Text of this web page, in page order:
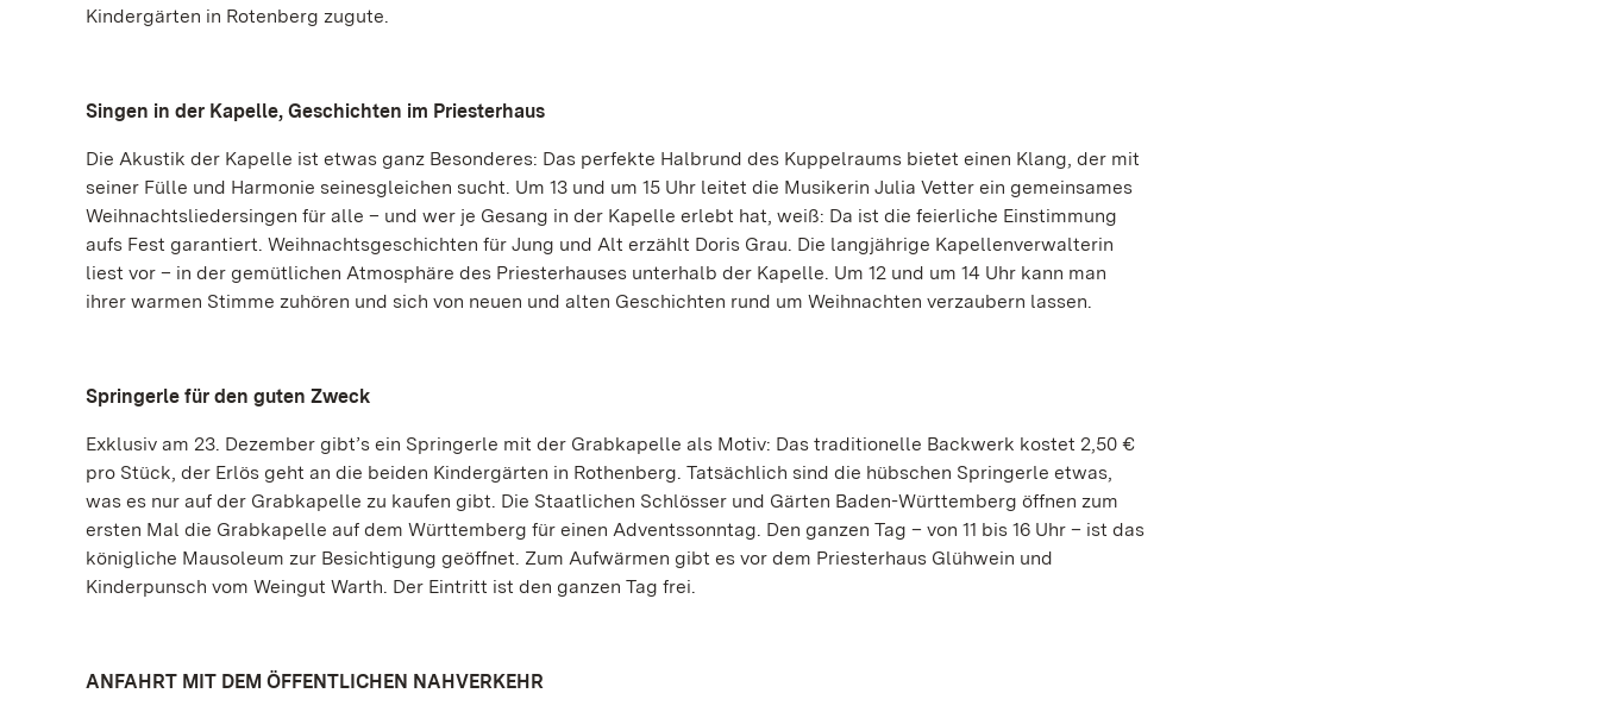
Kindergärten in Rotenberg zugute.
Singen in der Kapelle, Geschichten im Priesterhaus
Die Akustik der Kapelle ist etwas ganz Besonderes: Das perfekte Halbrund des Kuppelraums bietet einen Klang, der mit
seiner Fülle und Harmonie seinesgleichen sucht. Um 13 und um 15 Uhr leitet die Musikerin Julia Vetter ein gemeinsames
Weihnachtsliedersingen für alle – und wer je Gesang in der Kapelle erlebt hat, weiß: Da ist die feierliche Einstimmung
aufs Fest garantiert. Weihnachtsgeschichten für Jung und Alt erzählt Doris Grau. Die langjährige Kapellenverwalterin
liest vor – in der gemütlichen Atmosphäre des Priesterhauses unterhalb der Kapelle. Um 12 und um 14 Uhr kann man
ihrer warmen Stimme zuhören und sich von neuen und alten Geschichten rund um Weihnachten verzaubern lassen.
Springerle für den guten Zweck
Exklusiv am 23. Dezember gibt’s ein Springerle mit der Grabkapelle als Motiv: Das traditionelle Backwerk kostet 2,50 €
pro Stück, der Erlös geht an die beiden Kindergärten in Rothenberg. Tatsächlich sind die hübschen Springerle etwas,
was es nur auf der Grabkapelle zu kaufen gibt. Die Staatlichen Schlösser und Gärten Baden-Württemberg öffnen zum
ersten Mal die Grabkapelle auf dem Württemberg für einen Adventssonntag. Den ganzen Tag – von 11 bis 16 Uhr – ist das
königliche Mausoleum zur Besichtigung geöffnet. Zum Aufwärmen gibt es vor dem Priesterhaus Glühwein und
Kinderpunsch vom Weingut Warth. Der Eintritt ist den ganzen Tag frei.
ANFAHRT MIT DEM ÖFFENTLICHEN NAHVERKEHR